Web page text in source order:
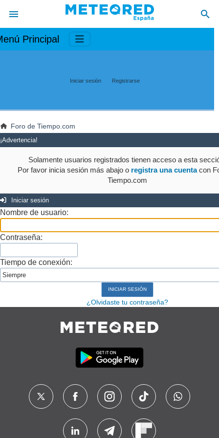
Principal
Iniciar sesión Registrarse
Foro de Tiempo.com
¡Advertencia!
Solamente usuarios registrados tienen acceso a esta
Por favor inicia sesión más abajo o registra una cuentacon
Tiempo.com
Iniciar sesión
Nombre de usuario:
Contraseña:
Tiempo de conexión:
¿Olvidaste tu contraseña?